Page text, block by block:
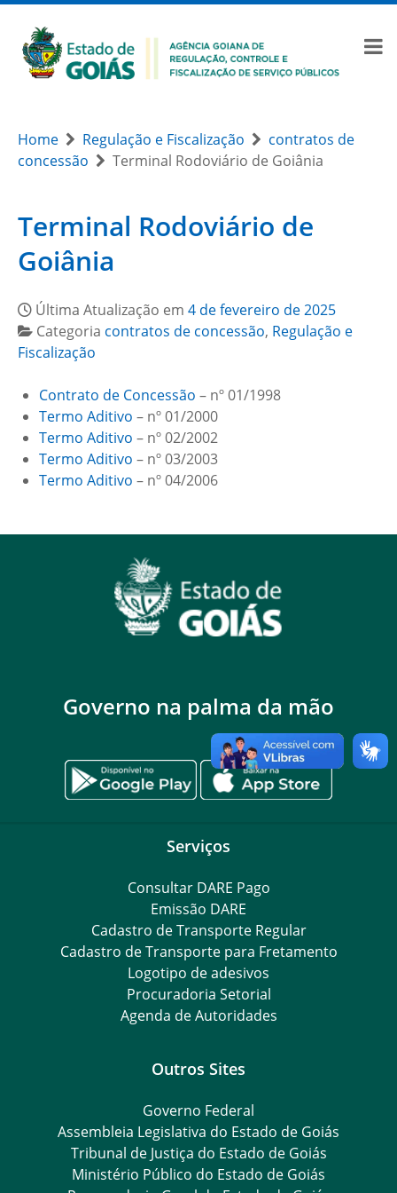
Home Regulação e Fiscalização
contratos de
concessão
Terminal Rodoviário de Goiânia
Terminal Rodoviário de
Goiânia
Última Atualização em 4 de fevereiro de 2025
Categoria contratos de concessão, Regulação e
Fiscalização
Contrato de Concessão – nº 01/1998
Termo Aditivo – nº 01/2000
Termo Aditivo – nº 02/2002
Termo Aditivo – nº 03/2003
Termo Aditivo – nº 04/2006
Governo na palma da mão
Serviços
Consultar DARE Pago
Emissão DARE
Cadastro de Transporte Regular
Cadastro de Transporte para Fretamento
Logotipo de adesivos
Procuradoria Setorial
Agenda de Autoridades
Outros Sites
Governo Federal
Assembleia Legislativa do Estado de Goiás
Tribunal de Justiça do Estado de Goiás
Ministério Público do Estado de Goiás